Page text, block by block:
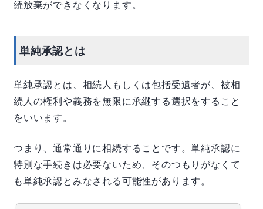
続放棄ができなくなります。
単純承認とは
単純承認とは、相続人もしくは包括受遺者が、被相
続人の権利や義務を無限に承継する選択をすること
をいいます。
つまり、通常通りに相続することです。単純承認に
特別な手続きは必要ないため、そのつもりがなくて
も単純承認とみなされる可能性があります。